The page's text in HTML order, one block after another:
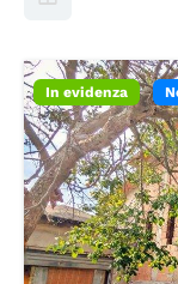
In evidenza